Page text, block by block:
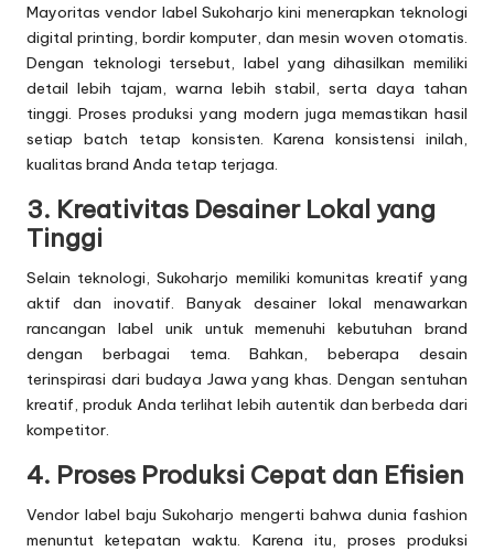
Mayoritas vendor label Sukoharjo kini menerapkan teknologi
digital printing, bordir komputer, dan mesin woven otomatis.
Dengan teknologi tersebut, label yang dihasilkan memiliki
detail lebih tajam, warna lebih stabil, serta daya tahan
tinggi. Proses produksi yang modern juga memastikan hasil
setiap batch tetap konsisten. Karena konsistensi inilah,
kualitas brand Anda tetap terjaga.
3. Kreativitas Desainer Lokal yang
Tinggi
Selain teknologi, Sukoharjo memiliki komunitas kreatif yang
aktif dan inovatif. Banyak desainer lokal menawarkan
rancangan label unik untuk memenuhi kebutuhan brand
dengan berbagai tema. Bahkan, beberapa desain
terinspirasi dari budaya Jawa yang khas. Dengan sentuhan
kreatif, produk Anda terlihat lebih autentik dan berbeda dari
kompetitor.
4. Proses Produksi Cepat dan Efisien
Vendor label baju Sukoharjo mengerti bahwa dunia fashion
menuntut ketepatan waktu. Karena itu, proses produksi